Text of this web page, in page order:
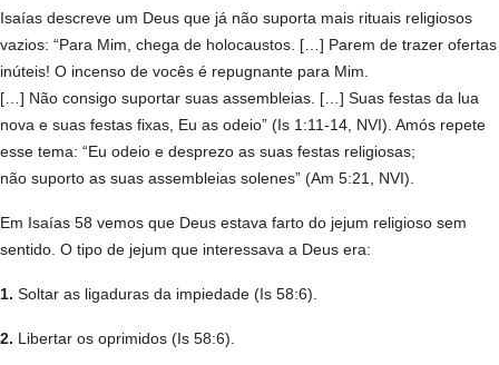
Isaías descreve um Deus que já não suporta mais rituais religiosos
vazios: “Para Mim, chega de holocaustos. […] Parem de trazer ofertas
inúteis! O incenso de vocês é repugnante para Mim.
[…] Não consigo suportar suas assembleias. […] Suas festas da lua
nova e suas festas fixas, Eu as odeio” (Is 1:11-14, NVI). Amós repete
esse tema: “Eu odeio e desprezo as suas festas religiosas;
não suporto as suas assembleias solenes” (Am 5:21, NVI).
Em Isaías 58 vemos que Deus estava farto do jejum religioso sem
sentido. O tipo de jejum que interessava a Deus era:
1. Soltar as ligaduras da impiedade (Is 58:6).
2. Libertar os oprimidos (Is 58:6).